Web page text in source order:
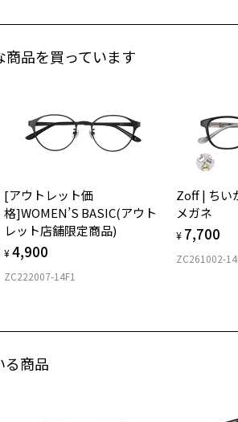
[セール価格
商品番号：
※「再入荷お知らせメー
品を買っています
[アウトレット価
格]WOMEN’S BASIC(アウト
レット店舗限定商品)
¥4,900
ZC222007-14F1
Zoff | ちい
メガネ
¥ 7,700
ZC261002-
る商品